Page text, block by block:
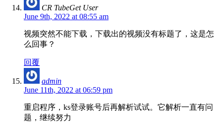
CR TubeGet User
June 9th, 2022 at 08:55 am
视频突然不能下载，下载出的视频没有标题了，这是怎
么回事？
回覆
admin
June 11th, 2022 at 06:59 pm
重启程序，ks登录账号后再解析试试。它解析一直有问
题，继续努力